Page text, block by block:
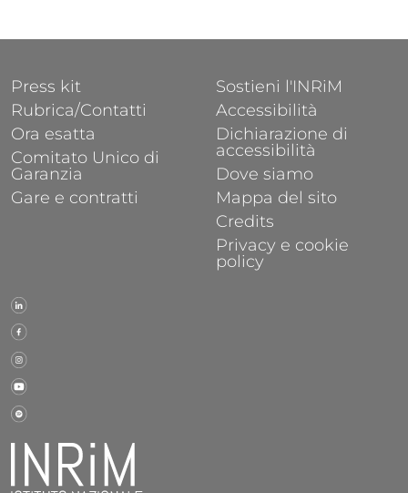
FOOTER 1
Press kit
Rubrica/Contatti
Ora esatta
Comitato Unico di
Garanzia
Gare e contratti
FOOTER 2
Sostieni l'INRiM
Accessibilità
Dichiarazione di
accessibilità
Dove siamo
Mappa del sito
Credits
Privacy e cookie
policy